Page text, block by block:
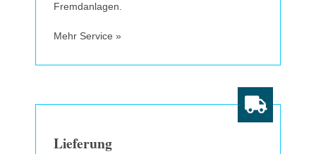
Fremdanlagen.
Mehr Service »
Lieferung